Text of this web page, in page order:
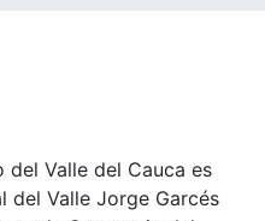
Valle del Cauca es
del Valle Jorge Garcés